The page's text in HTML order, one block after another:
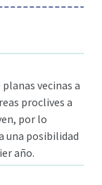
vecinas a
proclives a
por lo
una posibilidad
año.